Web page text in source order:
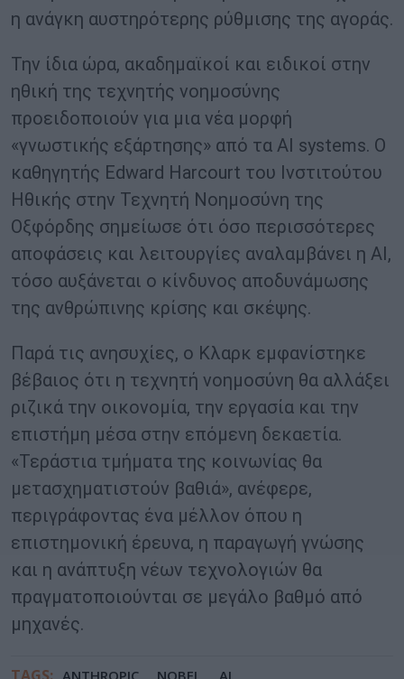
η ανάγκη αυστηρότερης ρύθμισης της αγοράς.
Την ίδια ώρα, ακαδημαϊκοί και ειδικοί στην
ηθική της τεχνητής νοημοσύνης
προειδοποιούν για μια νέα μορφή
«γνωστικής εξάρτησης» από τα AI systems. Ο
καθηγητής Edward Harcourt του Ινστιτούτου
Ηθικής στην Τεχνητή Νοημοσύνη της
Οξφόρδης σημείωσε ότι όσο περισσότερες
αποφάσεις και λειτουργίες αναλαμβάνει η AI,
τόσο αυξάνεται ο κίνδυνος αποδυνάμωσης
της ανθρώπινης κρίσης και σκέψης.
Παρά τις ανησυχίες, ο Κλαρκ εμφανίστηκε
βέβαιος ότι η τεχνητή νοημοσύνη θα αλλάξει
ριζικά την οικονομία, την εργασία και την
επιστήμη μέσα στην επόμενη δεκαετία.
«Τεράστια τμήματα της κοινωνίας θα
μετασχηματιστούν βαθιά», ανέφερε,
περιγράφοντας ένα μέλλον όπου η
επιστημονική έρευνα, η παραγωγή γνώσης
και η ανάπτυξη νέων τεχνολογιών θα
πραγματοποιούνται σε μεγάλο βαθμό από
μηχανές.